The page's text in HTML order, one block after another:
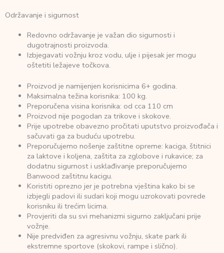
Održavanje i sigurnost
Redovno održavanje je važan dio sigurnosti i
dugotrajnosti proizvoda.
Izbjegavati vožnju kroz vodu, ulje i pijesak jer mogu
oštetiti ležajeve točkova.
Proizvod je namijenjen korisnicima 6+ godina.
Maksimalna težina korisnika: 100 kg.
Preporučena visina korisnika: od cca 110 cm
Proizvod nije pogodan za trikove i skokove.
Prije upotrebe obavezno pročitati uputstvo proizvođača i
sačuvati ga za buduću upotrebu.
Preporučujemo nošenje zaštitne opreme: kaciga, štitnici
za laktove i koljena, zaštita za zglobove i rukavice; za
dodatnu sigurnost i usklađivanje preporučujemo
Banwood zaštitnu kacigu.
Koristiti oprezno jer je potrebna vještina kako bi se
izbjegli padovi ili sudari koji mogu uzrokovati povrede
korisniku ili trećim licima.
Provjeriti da su svi mehanizmi sigurno zaključani prije
vožnje.
Nije predviđen za agresivnu vožnju, skate park ili
ekstremne sportove (skokovi, rampе i slično).